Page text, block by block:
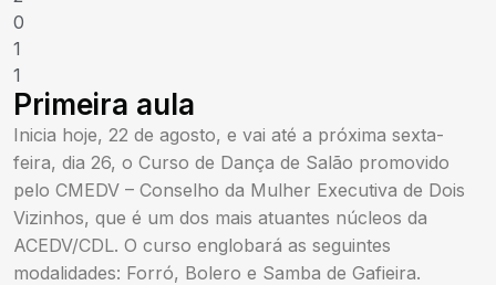
0
1
1
Primeira aula
Inicia hoje, 22 de agosto, e vai até a próxima sexta-
feira, dia 26, o Curso de Dança de Salão promovido
pelo CMEDV – Conselho da Mulher Executiva de Dois
Vizinhos, que é um dos mais atuantes núcleos da
ACEDV/CDL. O curso englobará as seguintes
modalidades: Forró, Bolero e Samba de Gafieira.